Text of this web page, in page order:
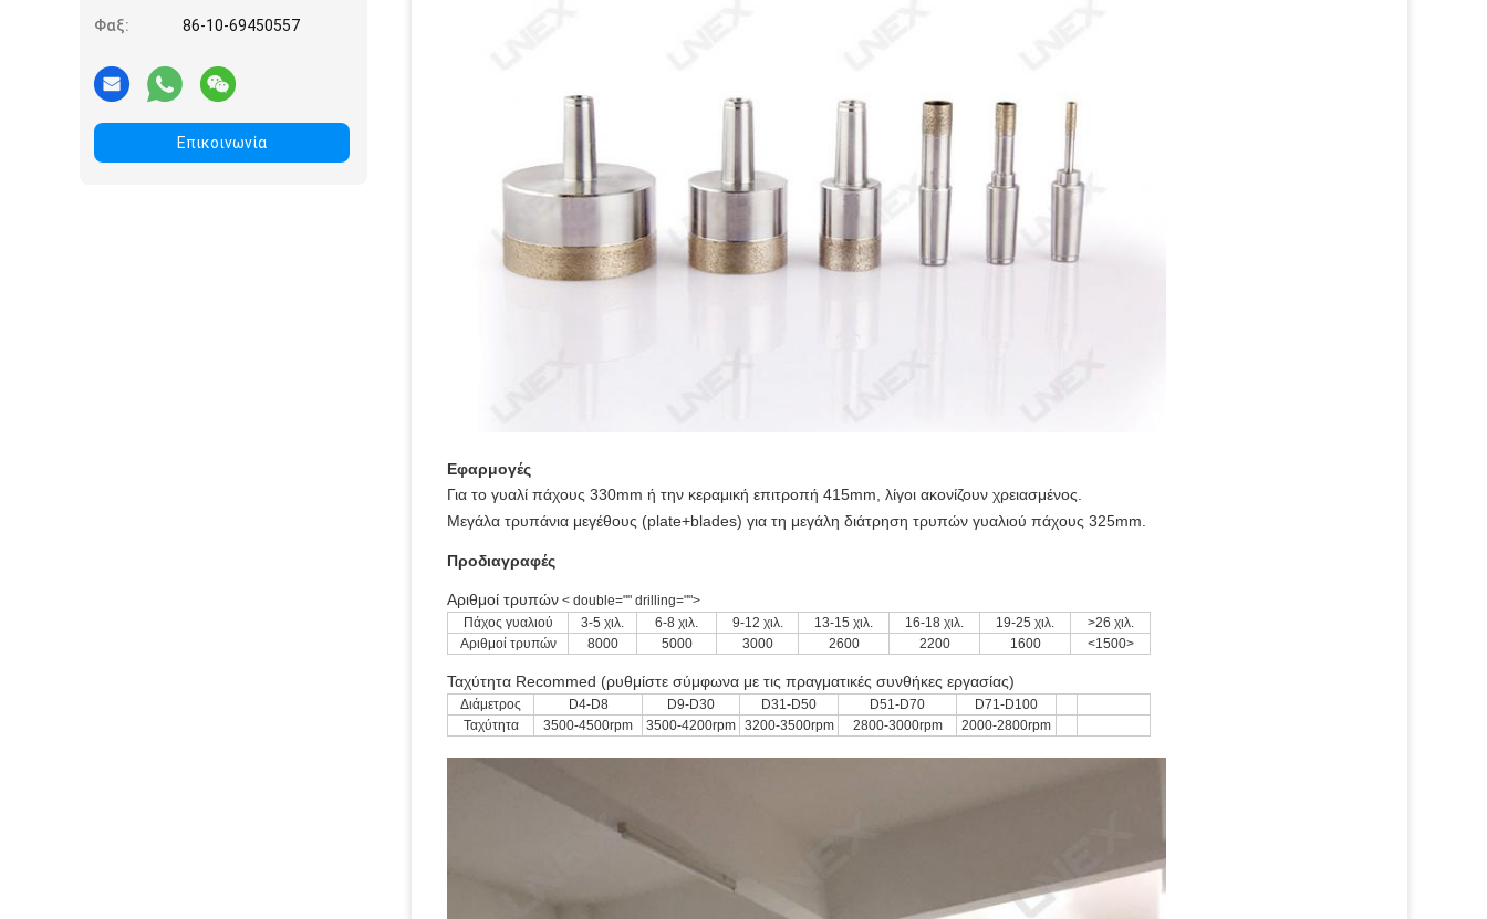
Φαξ:
86-10-69450557
Επικοινωνία
Εφαρμογές
Για το γυαλί πάχους 330mm ή την κεραμική επιτροπή 415mm, λίγοι ακονίζουν χρειασμένος.
Μεγάλα τρυπάνια μεγέθους (plate+blades) για τη μεγάλη διάτρηση τρυπών γυαλιού πάχους 325mm.
Προδιαγραφές
Αριθμοί τρυπών < double="" drilling="">
Πάχος γυαλιού
3-5 χιλ. 6-8 χιλ. 9-12 χιλ. 13-15 χιλ. 16-18 χιλ. 19-25 χιλ.
>26 χιλ.
Αριθμοί τρυπών
8000 5000 3000 2600 2200 1600 <1500>
Ταχύτητα Recommed (ρυθμίστε σύμφωνα με τις πραγματικές συνθήκες εργασίας)
Διάμετρος D4-D8 D9-D30 D31-D50 D51-D70
D71-D100
Ταχύτητα
3500-4500rpm 3500-4200rpm 3200-3500rpm 2800-3000rpm 2000-2800rpm